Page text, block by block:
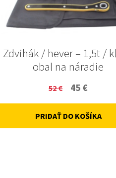
Zdvihák / hever – 1,5t /
obal na náradie
52€
Original
price
was:
45 €
price
is:
PRIDAŤ DO KOŠÍKA